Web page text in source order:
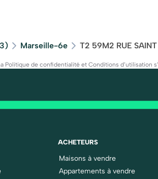
Marseille-6e T2 59M2 RUE
Politique de confidentialitéet Conditions d’utilisation
ACHETEURS
Maisons à vendre
Appartements à vendre